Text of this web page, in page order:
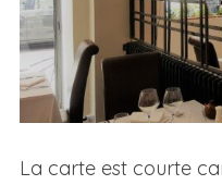
La carte est courte